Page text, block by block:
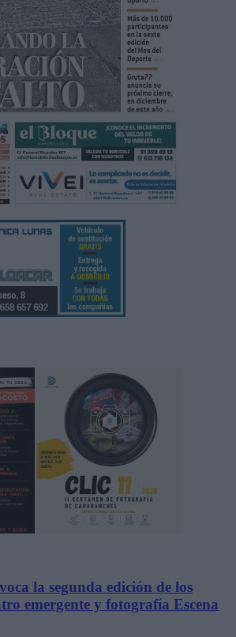
la segunda edición de los
emergente y fotografía Escena